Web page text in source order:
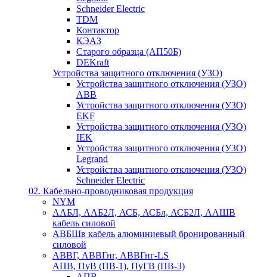
Schneider Electric
TDM
Контактор
КЭАЗ
Старого образца (АП50Б)
DEKraft
Устройства защитного отключения (УЗО)
Устройства защитного отключения (УЗО)
ABB
Устройства защитного отключения (УЗО)
EKF
Устройства защитного отключения (УЗО)
IEK
Устройства защитного отключения (УЗО)
Legrand
Устройства защитного отключения (УЗО)
Schneider Electric
02. Кабельно-проводниковая продукция
NYM
ААБЛ, ААБ2Л, АСБ, АСБл, АСБ2Л, ААШВ
кабель силовой
АВБШв кабель алюминиевый бронированный
силовой
АВВГ, АВВГнг, АВВГнг-LS
АПВ, ПуВ (ПВ-1), ПуГВ (ПВ-3)